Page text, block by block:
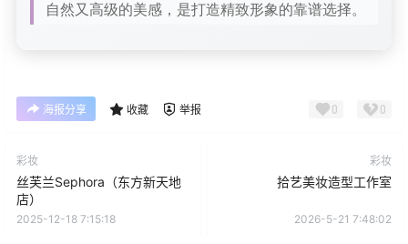
自然又高级的美感，是打造精致形象的靠谱选择。
海报分享 收藏 举报 0 0
彩妆
丝芙兰Sephora（东方新天地
店）
2025-12-18 7:15:18
彩妆
拾艺美妆造型工作室
2026-5-21 7:48:02